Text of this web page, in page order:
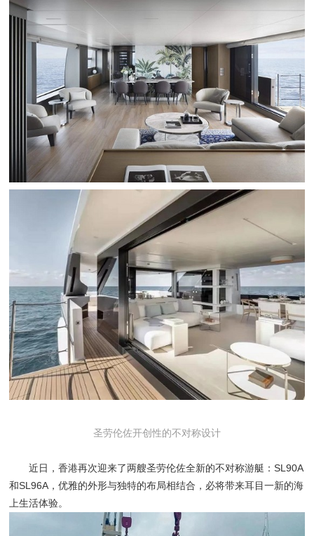
圣劳伦佐开创性的不对称设计
近日，香港再次迎来了两艘圣劳伦佐全新的不对称游艇：SL90A
和SL96A，优雅的外形与独特的布局相结合，必将带来耳目一新的海
上生活体验。